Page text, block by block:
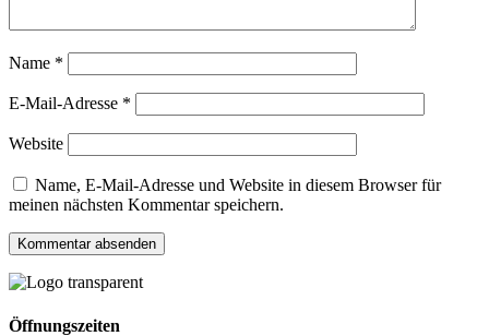
Name *
E-Mail-Adresse *
Website
Name, E-Mail-Adresse und Website in diesem Browser für
meinen nächsten Kommentar speichern.
Öffnungszeiten